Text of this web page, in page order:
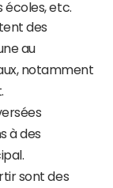
écoles, etc.
des
au
notamment
à des
sont des